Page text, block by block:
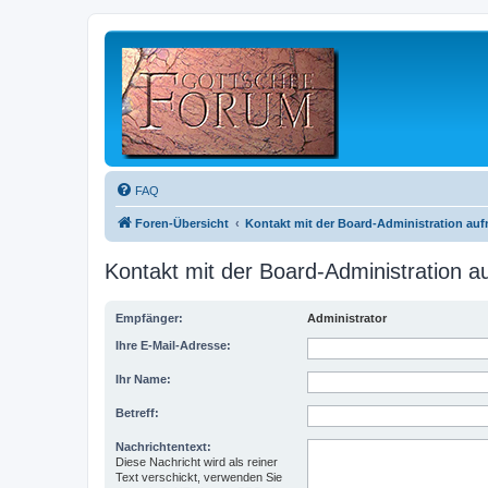
FAQ
Foren-Übersicht Kontakt mit der Board-Administration
Kontakt mit der Board-Administration
Empfänger: Administrator
Ihre E-Mail-Adresse:
Ihr Name:
Betreff:
Nachrichtentext:
Diese Nachricht wird als reiner
Text verschickt, verwenden Sie